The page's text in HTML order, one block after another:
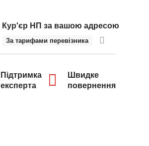
Кур'єр НП за вашою адресою
За тарифами перевізника
Підтримка
експерта
Швидке
повернення